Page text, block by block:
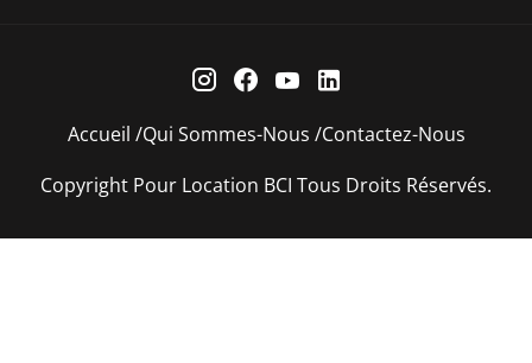
Accueil Qui Sommes-Nous Contactez-Nous
Copyright Pour Location BCI Tous Droits Réservés.